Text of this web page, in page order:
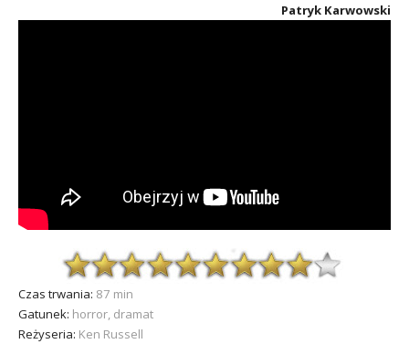
Patryk Karwowski
Czas trwania: 87 min
Gatunek: horror, dramat
Reżyseria: Ken Russell